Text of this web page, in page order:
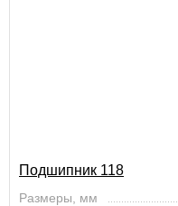
Подшипник 118
Размеры, мм